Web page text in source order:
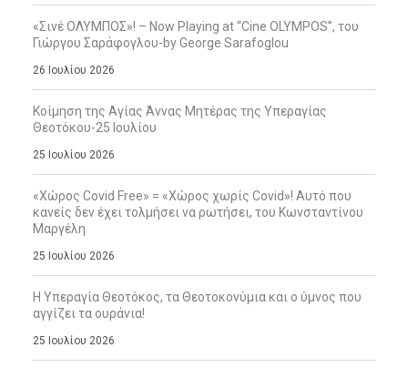
«Σινέ ΟΛΥΜΠΟΣ»! – Now Playing at “Cine OLYMPOS”, του
Γιώργου Σαράφογλου-by George Sarafoglou
26 Ιουλίου 2026
Κοίμηση της Αγίας Άννας Μητέρας της Υπεραγίας
Θεοτόκου-25 Ιουλίου
25 Ιουλίου 2026
«Χώρος Covid Free» = «Χώρος χωρίς Covid»! Αυτό που
κανείς δεν έχει τολμήσει να ρωτήσει, του Κωνσταντίνου
Μαργέλη
25 Ιουλίου 2026
Η Υπεραγία Θεοτόκος, τα Θεοτοκονύμια και ο ύμνος που
αγγίζει τα ουράνια!
25 Ιουλίου 2026